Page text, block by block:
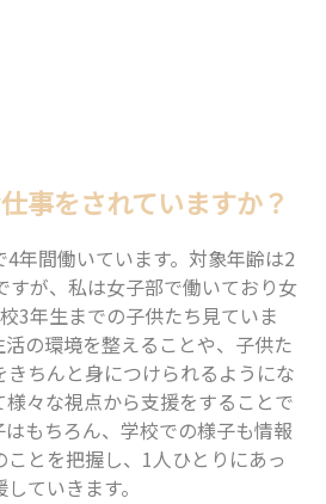
事をされていますか？
年間働いています。対象年齢は2
すが、私は女子部で働いており女
3年生までの子供たち見ていま
の環境を整えることや、子供た
きちんと身につけられるようにな
々な視点から支援をすることで
もちろん、学校での様子も情報
とを把握し、1人ひとりにあっ
ていきます。